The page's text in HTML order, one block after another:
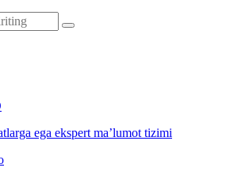
ega ekspert ma’lumot tizimi